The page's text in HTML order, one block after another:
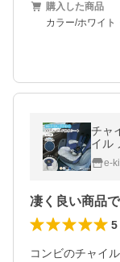
購入した商品
カラー/ホワイト
チャ
イル
バー
e-
凄く良い商品で
5
コンビのチャイ